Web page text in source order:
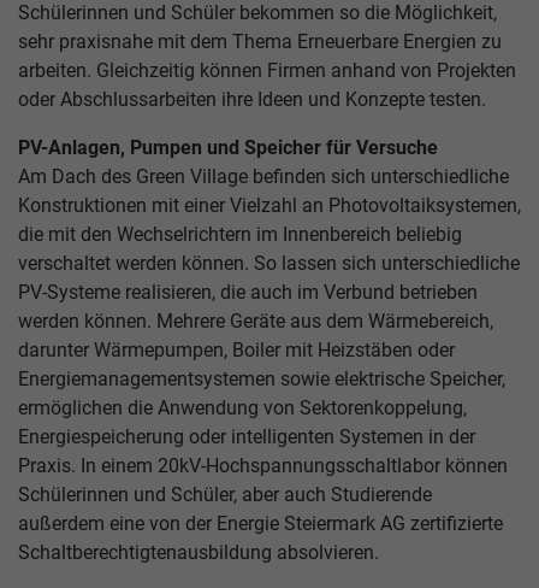
Schülerinnen und Schüler bekommen so die Möglichkeit,
sehr praxisnahe mit dem Thema Erneuerbare Energien zu
arbeiten. Gleichzeitig können Firmen anhand von Projekten
oder Abschlussarbeiten ihre Ideen und Konzepte testen.
PV-Anlagen, Pumpen und Speicher für Versuche
Am Dach des Green Village befinden sich unterschiedliche
Konstruktionen mit einer Vielzahl an Photovoltaiksystemen,
die mit den Wechselrichtern im Innenbereich beliebig
verschaltet werden können. So lassen sich unterschiedliche
PV-Systeme realisieren, die auch im Verbund betrieben
werden können. Mehrere Geräte aus dem Wärmebereich,
darunter Wärmepumpen, Boiler mit Heizstäben oder
Energiemanagementsystemen sowie elektrische Speicher,
ermöglichen die Anwendung von Sektorenkoppelung,
Energiespeicherung oder intelligenten Systemen in der
Praxis. In einem 20kV-Hochspannungsschaltlabor können
Schülerinnen und Schüler, aber auch Studierende
außerdem eine von der Energie Steiermark AG zertifizierte
Schaltberechtigtenausbildung absolvieren.